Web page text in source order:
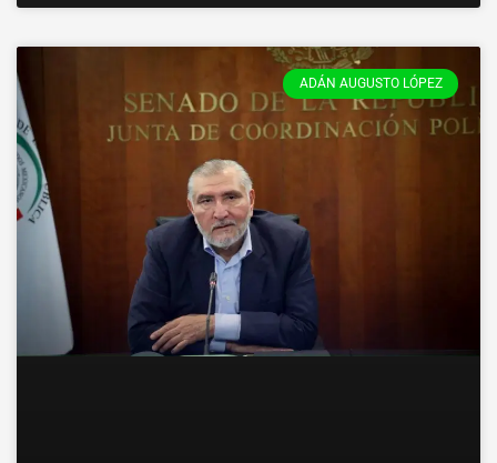
ADÁN AUGUSTO LÓPEZ